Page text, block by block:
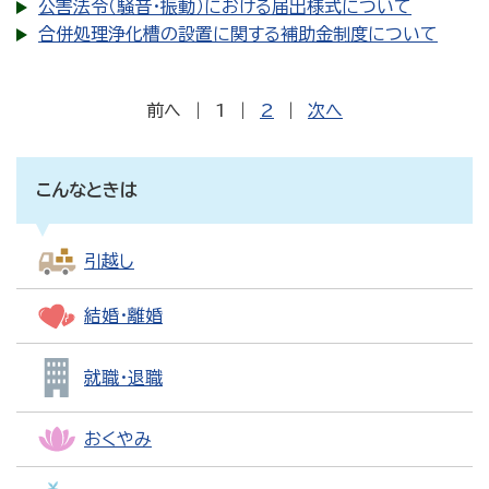
公害法令（騒音・振動）における届出様式について
合併処理浄化槽の設置に関する補助金制度について
前へ 1 2 次へ
こんなときは
引越し
結婚・離婚
就職・退職
おくやみ